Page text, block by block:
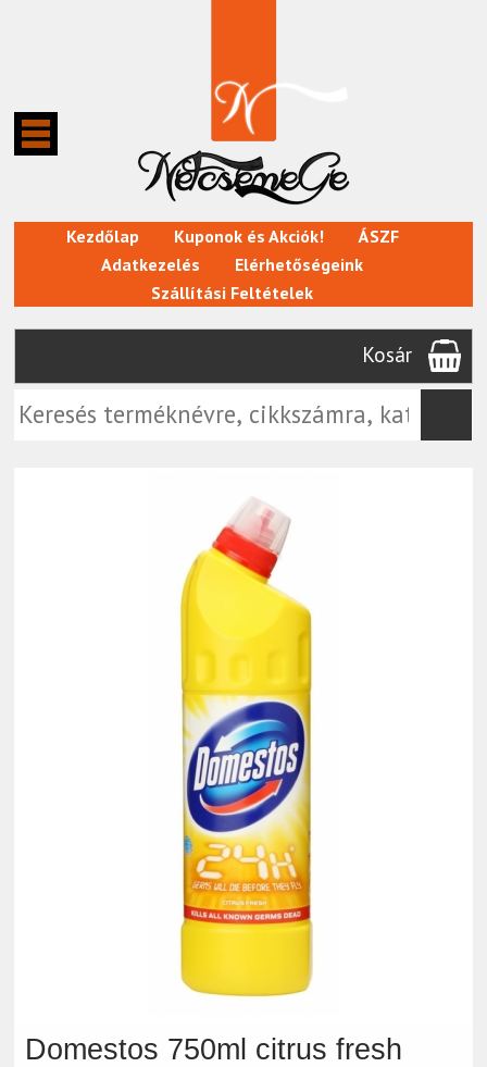
Kezdőlap Kuponok és Akciók!
ÁSZF
Adatkezelés
Elérhetőségeink
Szállítási Feltételek
Kosár
Domestos 750ml citrus fresh